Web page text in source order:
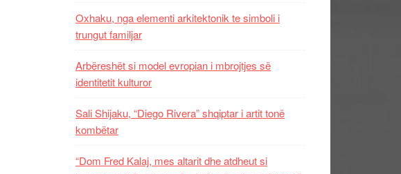
Oxhaku, nga elementi arkitektonik te simboli i
trungut familjar
Arbëreshët si model evropian i mbrojtjes së
identitetit kulturor
Sali Shijaku, “Diego Rivera” shqiptar i artit tonë
kombëtar
“Dom Fred Kalaj, mes altarit dhe atdheut si